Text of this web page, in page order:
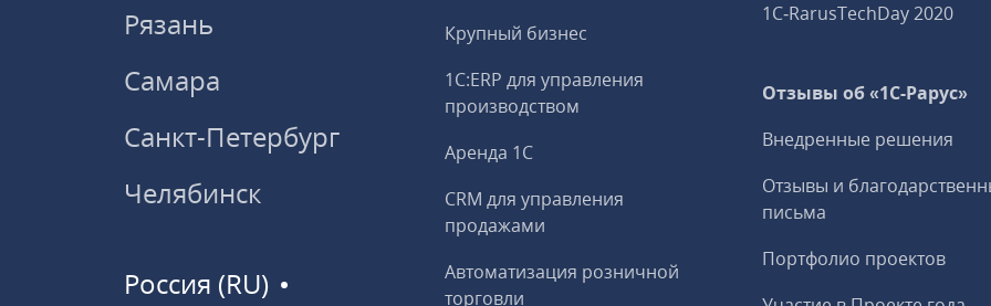
Рязань
Самара
Санкт-Петербург
Челябинск
Россия (RU)
Крупный бизнес
1С:ERP для управления
производством
Аренда 1С
CRM для управления
продажами
Автоматизация розничной
торговли
1C‑RarusTechDay 2020
Отзывы об «1С-Рарус»
Внедренные решения
Отзывы и
письма
Портфолио проектов